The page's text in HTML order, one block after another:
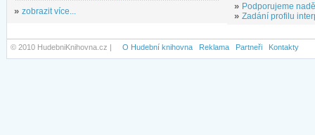
» zobrazit více... » Podporujeme
» Zadání profilu
© 2010 HudebniKnihovna.cz | O Hudební knihovna Reklama Partneři Kontakty